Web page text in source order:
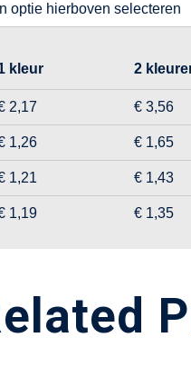
optie hierboven selecteren
kleur 2
2,17 € 3,56
1,26 € 1,65
1,21 € 1,43
1,19 € 1,35